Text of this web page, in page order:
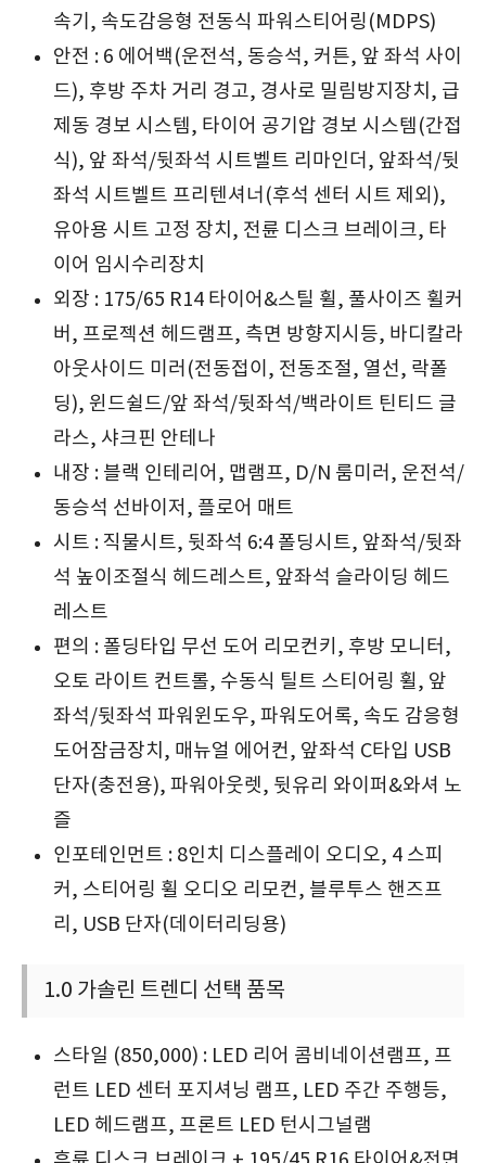
속기, 속도감응형 전동식 파워스티어링(MDPS)
안전 : 6 에어백(운전석, 동승석, 커튼, 앞 좌석 사이
드), 후방 주차 거리 경고, 경사로 밀림방지장치, 급
제동 경보 시스템, 타이어 공기압 경보 시스템(간접
식), 앞 좌석/뒷좌석 시트벨트 리마인더, 앞좌석/뒷
좌석 시트벨트 프리텐셔너(후석 센터 시트 제외),
유아용 시트 고정 장치, 전륜 디스크 브레이크, 타
이어 임시수리장치
외장 : 175/65 R14 타이어&스틸 휠, 풀사이즈 휠커
버, 프로젝션 헤드램프, 측면 방향지시등, 바디칼라
아웃사이드 미러(전동접이, 전동조절, 열선, 락폴
딩), 윈드쉴드/앞 좌석/뒷좌석/백라이트 틴티드 글
라스, 샤크핀 안테나
내장 : 블랙 인테리어, 맵램프, D/N 룸미러, 운전석/
동승석 선바이저, 플로어 매트
시트 : 직물시트, 뒷좌석 6:4 폴딩시트, 앞좌석/뒷좌
석 높이조절식 헤드레스트, 앞좌석 슬라이딩 헤드
레스트
편의 : 폴딩타입 무선 도어 리모컨키, 후방 모니터,
오토 라이트 컨트롤, 수동식 틸트 스티어링 휠, 앞
좌석/뒷좌석 파워윈도우, 파워도어록, 속도 감응형
도어잠금장치, 매뉴얼 에어컨, 앞좌석 C타입 USB
단자(충전용), 파워아웃렛, 뒷유리 와이퍼&와셔 노
즐
인포테인먼트 : 8인치 디스플레이 오디오, 4 스피
커, 스티어링 휠 오디오 리모컨, 블루투스 핸즈프
리, USB 단자(데이터리딩용)
1.0 가솔린 트렌디 선택 품목
스타일 (850,000) : LED 리어 콤비네이션램프, 프
런트 LED 센터 포지셔닝 램프, LED 주간 주행등,
LED 헤드램프, 프론트 LED 턴시그널램